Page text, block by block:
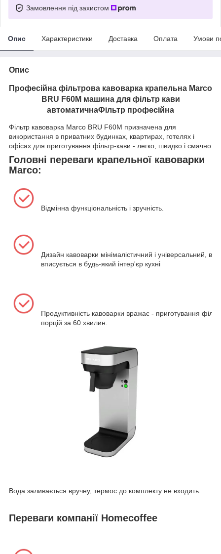
Замовлення під захистом
Опис Характеристики Доставка Оплата Умови
Опис
Професійна фільтрова кавоварка крапельна Marco
BRU F60M машина для фільтр кави
автоматичнаФільтр професійна
Фільтр кавоварка Marco BRU F60M призначена для
використання в приватних будинках, квартирах, готелях і
офісах для приготування фільтр-кави - легко, швидко і смачно
Головні переваги крапельної кавоварки
Marco:
Відмінна функціональність і зручність.
Дизайн кавоварки мінімалістичний і універсальний,
вписується в будь-який інтер'єр кухні
Продуктивність кавоварки вражає - приготування
порцій за 60 хвилин.
Вода заливається вручну, термос до комплекту не входить.
Переваги компанії Homecoffee